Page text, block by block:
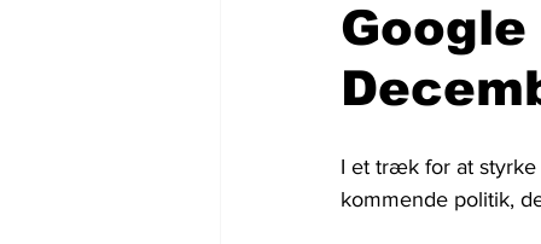
I et træk for at
kommende politik,